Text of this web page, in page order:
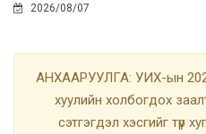
2026/08/07
АНХААРУУЛГА: УИХ-ын
хуулийн холбогдох
сэтгэгдэл хэсгийг түр